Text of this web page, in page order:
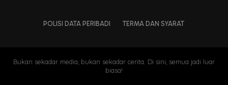
POLISI DATA PERIBADI TERMA DAN SYARAT
Bukan sekadar media, bukan sekadar cerita. Di sini, semua jadi luar
biasa!